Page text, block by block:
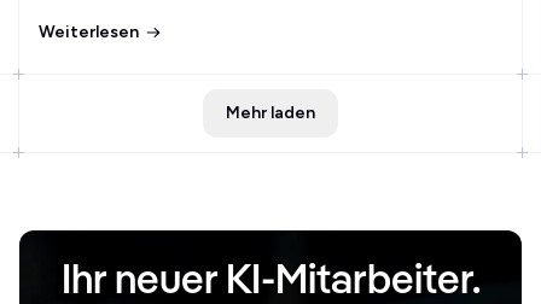
Weiterlesen
Mehr laden
Ihr neuer KI-Mitarbeiter.